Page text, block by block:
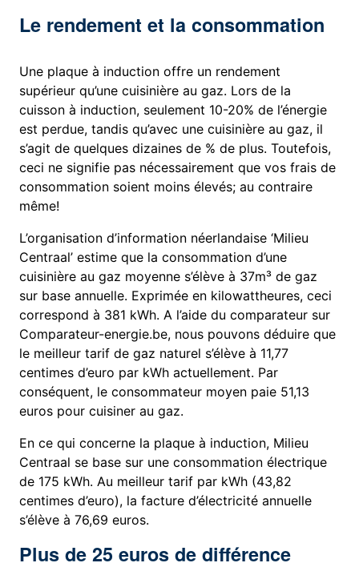
Le rendement et la consommation
Une plaque à induction offre un rendement
supérieur qu’une cuisinière au gaz. Lors de la
cuisson à induction, seulement 10-20% de l’énergie
est perdue, tandis qu’avec une cuisinière au gaz, il
s’agit de quelques dizaines de % de plus. Toutefois,
ceci ne signifie pas nécessairement que vos frais de
consommation soient moins élevés; au contraire
même!
L’organisation d’information néerlandaise ‘Milieu
Centraal’ estime que la consommation d’une
cuisinière au gaz moyenne s’élève à 37m³ de gaz
sur base annuelle. Exprimée en kilowattheures, ceci
correspond à 381 kWh. A l’aide du comparateur sur
Comparateur-energie.be, nous pouvons déduire que
le meilleur tarif de gaz naturel s’élève à 11,77
centimes d’euro par kWh actuellement. Par
conséquent, le consommateur moyen paie 51,13
euros pour cuisiner au gaz.
En ce qui concerne la plaque à induction, Milieu
Centraal se base sur une consommation électrique
de 175 kWh. Au meilleur tarif par kWh (43,82
centimes d’euro), la facture d’électricité annuelle
s’élève à 76,69 euros.
Plus de 25 euros de différence